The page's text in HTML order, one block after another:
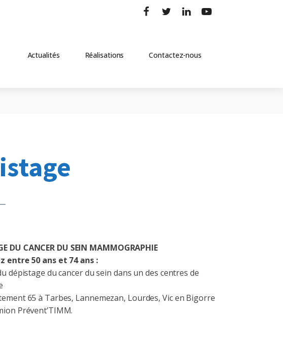
Actualités Réalisations Contactez-nous
DU CANCER DU SEIN MAMMOGRAPHIE
entre 50 ans et 74 ans :
dépistage du cancer du sein dans un des centres de
65 à Tarbes, Lannemezan, Lourdes, Vic en Bigorre
Prévent’TIMM.